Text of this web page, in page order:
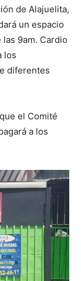
de Alajuelita,
un espacio
9am. Cardio
los
diferentes
el Comité
a los